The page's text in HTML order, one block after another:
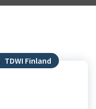
TDWI Finland